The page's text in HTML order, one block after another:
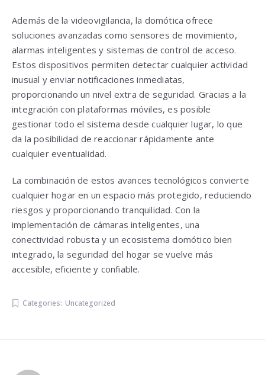
Además de la videovigilancia, la domótica ofrece
soluciones avanzadas como sensores de movimiento,
alarmas inteligentes y sistemas de control de acceso.
Estos dispositivos permiten detectar cualquier actividad
inusual y enviar notificaciones inmediatas,
proporcionando un nivel extra de seguridad. Gracias a la
integración con plataformas móviles, es posible
gestionar todo el sistema desde cualquier lugar, lo que
da la posibilidad de reaccionar rápidamente ante
cualquier eventualidad.
La combinación de estos avances tecnológicos convierte
cualquier hogar en un espacio más protegido, reduciendo
riesgos y proporcionando tranquilidad. Con la
implementación de cámaras inteligentes, una
conectividad robusta y un ecosistema domótico bien
integrado, la seguridad del hogar se vuelve más
accesible, eficiente y confiable.
Categories: Uncategorized